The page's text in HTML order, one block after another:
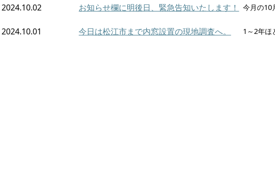
2024.10.02 お知らせ欄に明後日、緊急告知いたします！
2024.10.01 今日は松江市まで内窓設置の現地調査へ。